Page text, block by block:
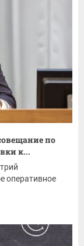
по
к...
оперативное